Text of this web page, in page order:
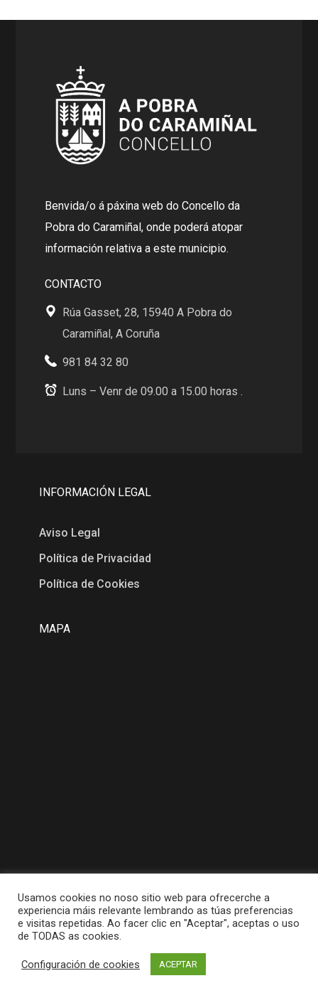
Benvida/o á páxina web do Concello da
Pobra do Caramiñal, onde poderá atopar
información relativa a este municipio.
CONTACTO
Rúa Gasset, 28, 15940 A Pobra do
Caramiñal, A Coruña
981 84 32 80
Luns – Venr de 09.00 a 15.00 horas .
INFORMACIÓN LEGAL
Aviso Legal
Política de Privacidad
Política de Cookies
MAPA
Pobra do Caramiñal
Usamos cookies no noso sitio web para ofrecerche a
experiencia máis relevante lembrando as túas preferencias
e visitas repetidas. Ao facer clic en "Aceptar", aceptas o uso
de TODAS as cookies.
Configuración de cookies ACEPTAR